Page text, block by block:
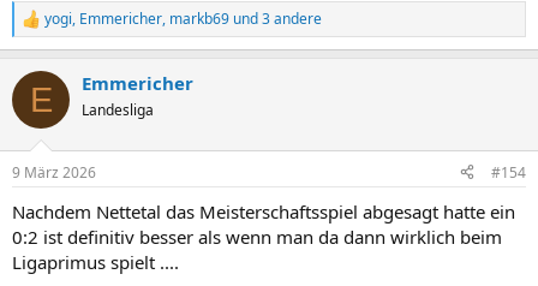
R
e
k
i
e
:
yogi, Emmericher, markb69 und 3 andere
E Emmericher
Landesliga
9 März 2026 #154
Nachdem Nettetal das Meisterschaftsspiel abgesagt hatte ein
0:2 ist definitiv besser als wenn man da dann wirklich beim
Ligaprimus spielt ....